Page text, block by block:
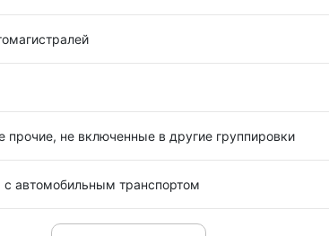
прочие, не включенные в другие группировки
с автомобильным транспортом